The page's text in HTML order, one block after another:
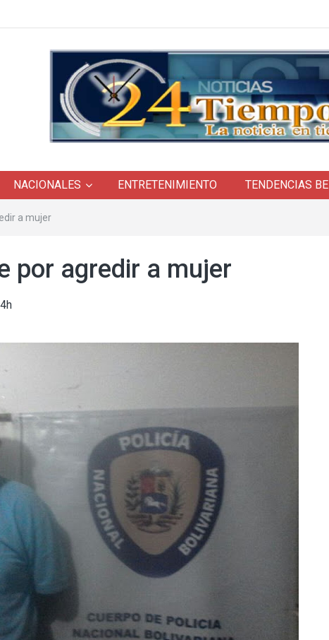
NACIONALES ENTRETENIMIENTO TENDENCIAS
a mujer
por agredir a mujer